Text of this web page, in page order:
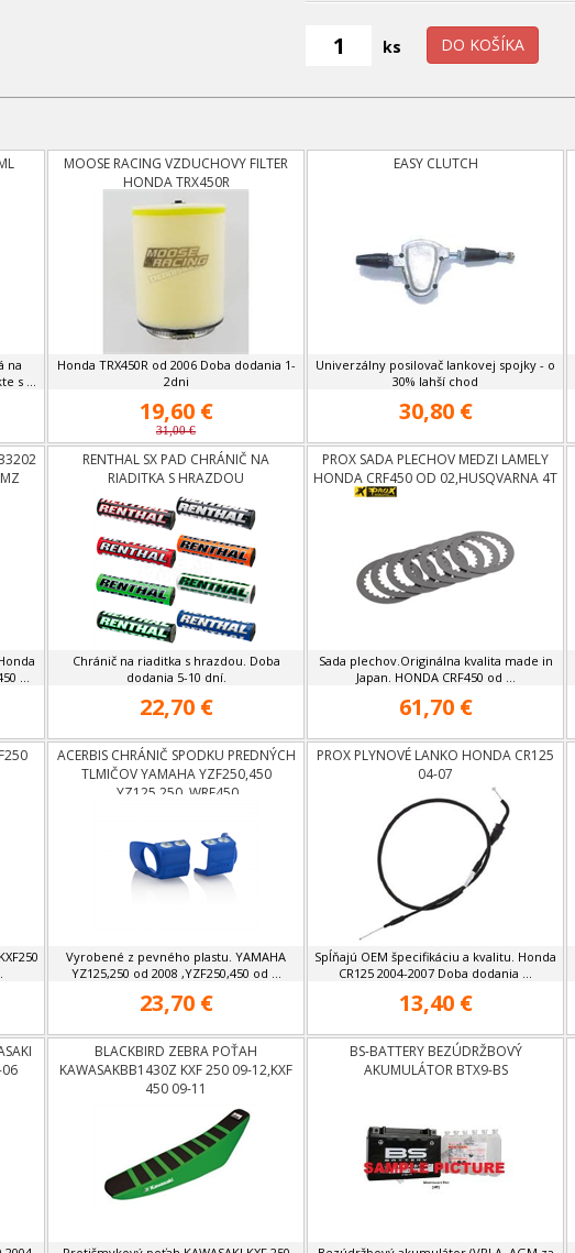
ks
na
s ...
MOOSE RACING VZDUCHOVY FILTER
HONDA TRX450R
Honda TRX450R od 2006 Doba dodania 1-
2dni
19,60 €
31,00 €
EASY CLUTCH
Univerzálny posilovač lankovej spojky - o
30% lahší chod
30,80 €
...
RENTHAL SX PAD CHRÁNIČ NA
RIADITKA S HRAZDOU
Chránič na riaditka s hrazdou. Doba
dodania 5-10 dní.
22,70 €
PROX SADA PLECHOV MEDZI LAMELY
HONDA CRF450 OD 02,HUSQVARNA 4T
250-530 00-13
Sada plechov.Originálna kvalita made in
Japan. HONDA CRF450 od ...
61,70 €
ACERBIS CHRÁNIČ SPODKU PREDNÝCH
TLMIČOV YAMAHA YZF250,450
,YZ125,250 ,WRF450
Vyrobené z pevného plastu. YAMAHA
YZ125,250 od 2008 ,YZF250,450 od ...
23,70 €
PROX PLYNOVÉ LANKO HONDA CR125
04-07
Spĺňajú OEM špecifikáciu a kvalitu. Honda
CR125 2004-2007 Doba dodania ...
13,40 €
06
BLACKBIRD ZEBRA POŤAH
KAWASAKBB1430Z KXF 250 09-12,KXF
450 09-11
BS-BATTERY BEZÚDRŽBOVÝ
AKUMULÁTOR BTX9-BS